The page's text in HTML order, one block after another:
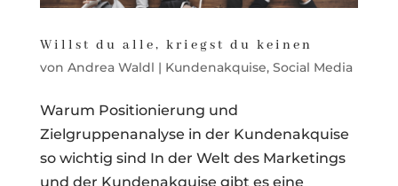
Willst du alle, kriegst du keinen
von Andrea Waldl | Kundenakquise, Social Media
Warum Positionierung und
Zielgruppenanalyse in der Kundenakquise
so wichtig sind In der Welt des Marketings
und der Kundenakquise gibt es eine